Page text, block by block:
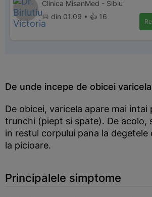
Clinica MisanMed - Sibiu
📅 din 01.09 • 👍 16
De unde incepe de obicei
De obicei, varicela apare mai intai
trunchi (piept si spate). De acolo,
in restul corpului pana la degetele
la picioare.
Principalele simptome